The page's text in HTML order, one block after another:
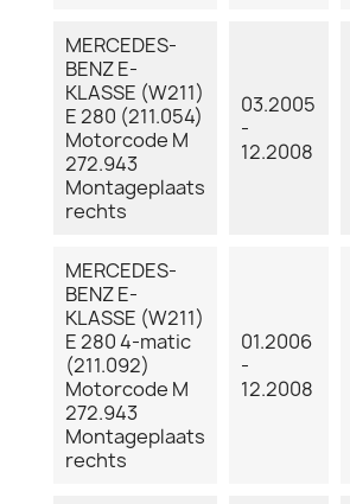
MERCEDES-
BENZ E-
KLASSE (W211)
E 280 (211.054)
Motorcode M
272.943
Montageplaats
rechts
03.2005
-
12.2008
MERCEDES-
BENZ E-
KLASSE (W211)
E 280 4-matic
(211.092)
Motorcode M
272.943
Montageplaats
rechts
01.2006
-
12.2008